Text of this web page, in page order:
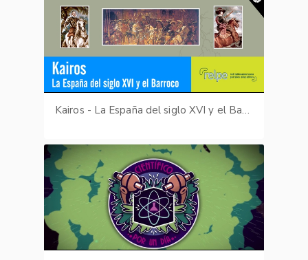
Kairos - La España del siglo XVI y el Barroco